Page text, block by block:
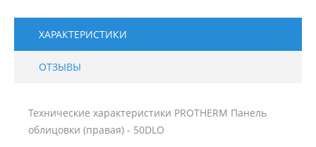
ХАРАКТЕРИСТИКИ
ОТЗЫВЫ
Технические характеристики PROTHERM Панель
облицовки (правая) - 50DLO